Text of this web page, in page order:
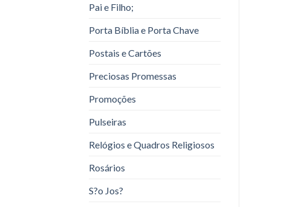
Pai e Filho;
Porta Bíblia e Porta Chave
Postais e Cartões
Preciosas Promessas
Promoções
Pulseiras
Relógios e Quadros Religiosos
Rosários
S?o Jos?